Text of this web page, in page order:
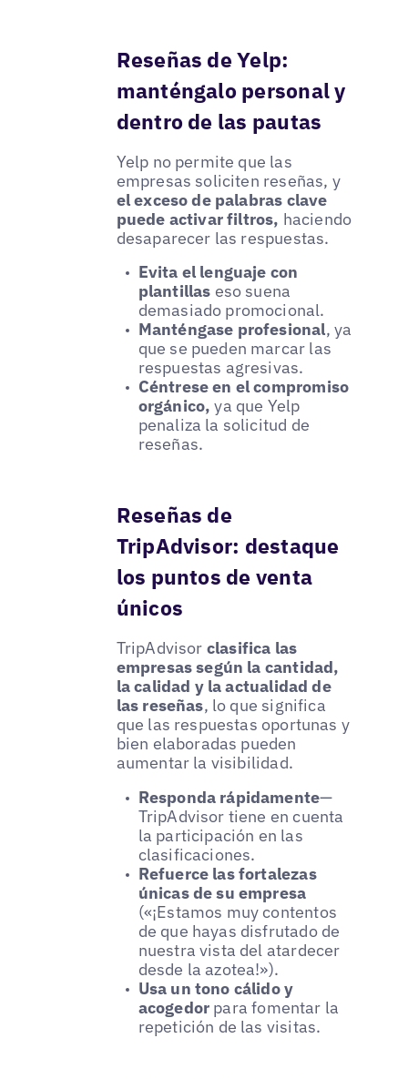
Reseñas de Yelp:
manténgalo personal y
dentro de las pautas
Yelp no permite que las
empresas soliciten reseñas, y
el exceso de palabras clave
puede activar filtros, haciendo
desaparecer las respuestas.
Evita el lenguaje con
plantillas eso suena
demasiado promocional.
Manténgase profesional, ya
que se pueden marcar las
respuestas agresivas.
Céntrese en el compromiso
orgánico, ya que Yelp
penaliza la solicitud de
reseñas.
Reseñas de
TripAdvisor: destaque
los puntos de venta
únicos
TripAdvisor clasifica las
empresas según la cantidad,
la calidad y la actualidad de
las reseñas, lo que significa
que las respuestas oportunas y
bien elaboradas pueden
aumentar la visibilidad.
Responda rápidamente—
TripAdvisor tiene en cuenta
la participación en las
clasificaciones.
Refuerce las fortalezas
únicas de su empresa
(«¡Estamos muy contentos
de que hayas disfrutado de
nuestra vista del atardecer
desde la azotea!»).
Usa un tono cálido y
acogedor para fomentar la
repetición de las visitas.